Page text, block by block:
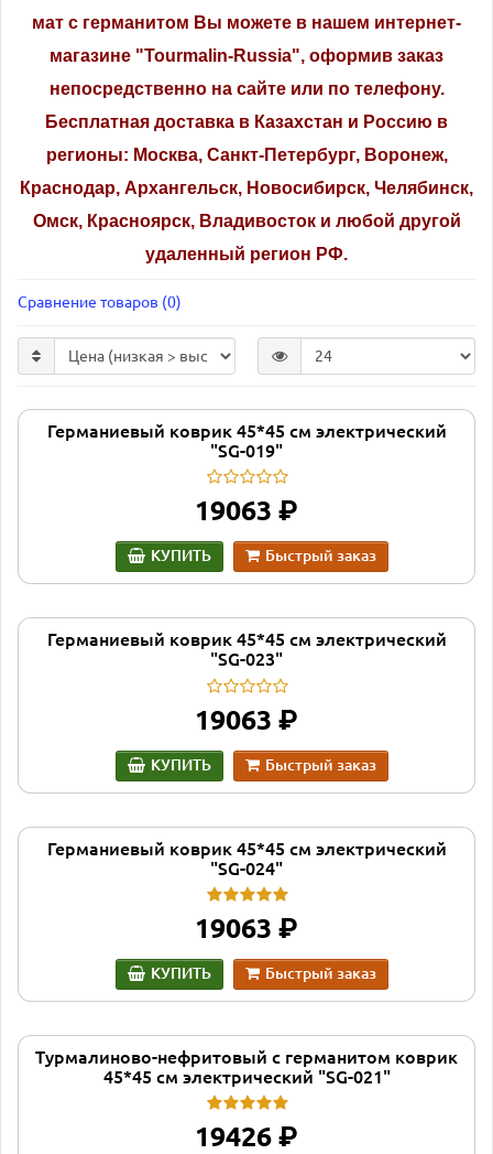
мат с германитом Вы можете в нашем интернет-
магазине "Tourmalin-Russia", оформив заказ
непосредственно на сайте или по телефону.
Бесплатная доставка в Казахстан и Россию в
регионы: Москва, Санкт-Петербург, Воронеж,
Краснодар, Архангельск, Новосибирск, Челябинск,
Омск, Красноярск, Владивосток и любой другой
удаленный регион РФ.
Сравнение товаров (0)
Германиевый коврик 45*45 см электрический
"SG-019"
19063 руб.
КУПИТЬ Быстрый заказ
Германиевый коврик 45*45 см электрический
"SG-023"
19063 руб.
КУПИТЬ Быстрый заказ
Германиевый коврик 45*45 см электрический
"SG-024"
19063 руб.
КУПИТЬ Быстрый заказ
Турмалиново-нефритовый с германитом коврик
45*45 см электрический "SG-021"
19426 руб.